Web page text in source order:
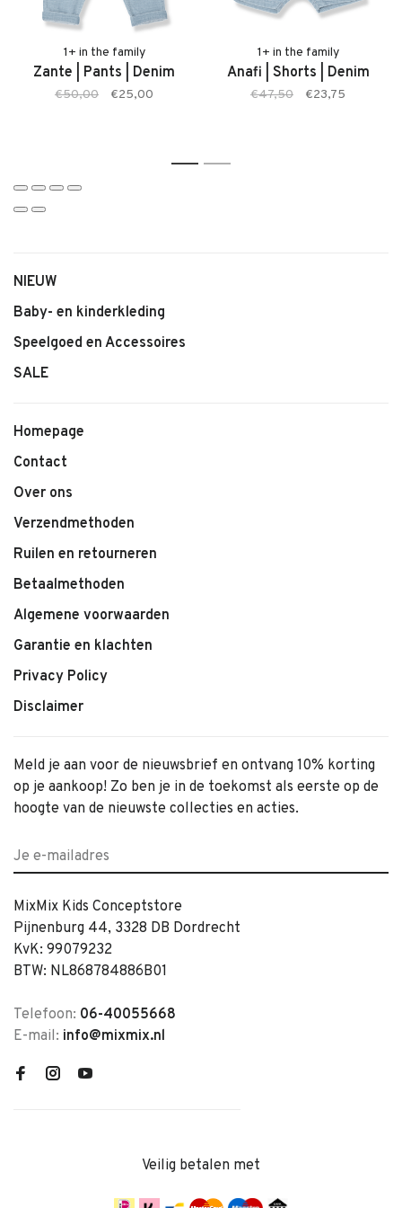
• Kleur: Off-white
• Comfortabele pasvorm
• Geschikt voor baby’s en jonge kinderen
• Tijdloze en stijlvolle uitstraling
• Makkelijk te combineren
1+ in the family
Zante | Pants | Denim
€50,00 €25,00
1+ in the family
Anafi | Shorts | Denim
€47,50 €23,75
1 2
NIEUW
Baby- en kinderkleding
Speelgoed en Accessoires
SALE
Homepage
Contact
Over ons
Verzendmethoden
Ruilen en retourneren
Betaalmethoden
Algemene voorwaarden
Garantie en klachten
Privacy Policy
Disclaimer
Meld je aan voor de nieuwsbrief en ontvang 10% korting
op je aankoop! Zo ben je in de toekomst als eerste op de
hoogte van de nieuwste collecties en acties.
MixMix Kids Conceptstore
Pijnenburg 44, 3328 DB Dordrecht
KvK: 99079232
BTW: NL868784886B01
Telefoon: 06-40055668
E-mail: info@mixmix.nl
Veilig betalen met